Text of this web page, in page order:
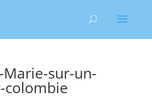
Marie-sur-un-
colombie